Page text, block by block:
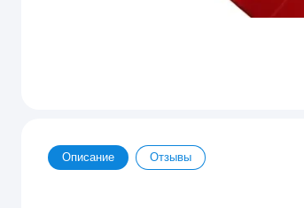
Описание Отзывы